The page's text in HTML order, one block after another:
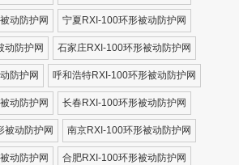
动防护网 宁夏RXI-100环形被动防护网
动防护网 石家庄RXI-100环形被动防护网
防护网 呼和浩特RXI-100环形被动防护网
动防护网 长春RXI-100环形被动防护网
被动防护网 南京RXI-100环形被动防护网
动防护网 合肥RXI-100环形被动防护网